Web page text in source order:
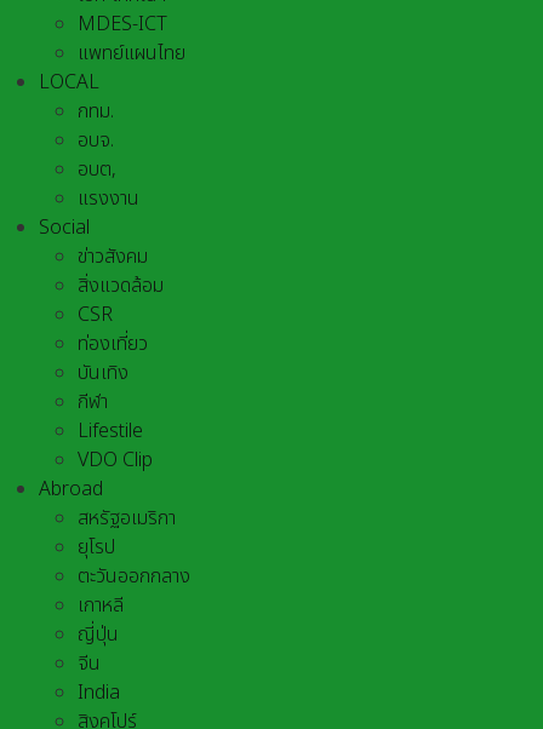
MDES-ICT
แพทย์แผนไทย
LOCAL
กทม.
อบจ.
อบต,
แรงงาน
Social
ข่าวสังคม
สิ่งแวดล้อม
CSR
ท่องเที่ยว
บันเทิง
กีฬา
Lifestile
VDO Clip
Abroad
สหรัฐอเมริกา
ยุโรป
ตะวันออกกลาง
เกาหลี
ญี่ปุ่น
จีน
India
สิงคโปร์